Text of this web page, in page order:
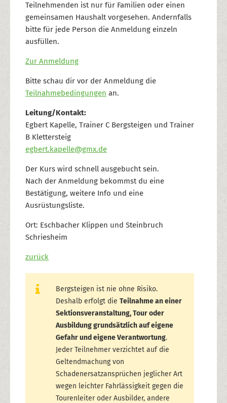
Teilnehmenden ist nur für Familien oder einen
gemeinsamen Haushalt vorgesehen. Andernfalls
bitte für jede Person die Anmeldung einzeln
ausfüllen.
Zur Anmeldung
Bitte schau dir vor der Anmeldung die
Teilnahmebedingungen an.
Leitung/Kontakt:
Egbert Kapelle, Trainer C Bergsteigen und Trainer
B Klettersteig
egbert.kapelle@gmx.de
Der Kurs wird schnell ausgebucht sein.
Nach der Anmeldung bekommst du eine
Bestätigung, weitere Info und eine
Ausrüstungsliste.
Ort: Eschbacher Klippen und Steinbruch
Schriesheim
zurück
Bergsteigen ist nie ohne Risiko.
Deshalb erfolgt die Teilnahme an einer
Sektionsveranstaltung, Tour oder
Ausbildung grundsätzlich auf eigene
Gefahr und eigene Verantwortung.
Jeder Teilnehmer verzichtet auf die
Geltendmachung von
Schadenersatzansprüchen jeglicher Art
wegen leichter Fahrlässigkeit gegen die
Tourenleiter oder Ausbilder, andere